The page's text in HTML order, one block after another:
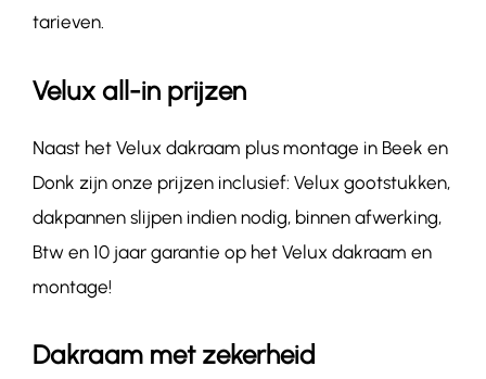
tarieven.
Velux all-in prijzen
Naast het Velux dakraam plus montage in Beek en
Donk zijn onze prijzen inclusief: Velux gootstukken,
dakpannen slijpen indien nodig, binnen afwerking,
Btw en 10 jaar garantie op het Velux dakraam en
montage!
Dakraam met zekerheid